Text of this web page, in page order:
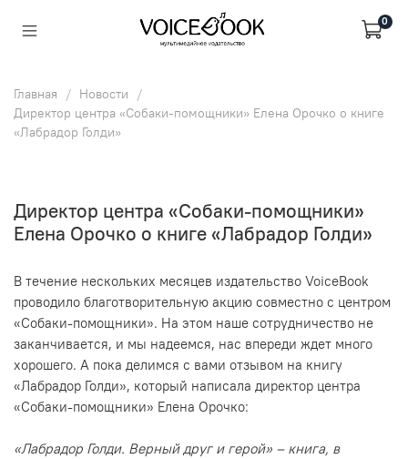
0
Главная
Новости
Директор центра «Собаки-помощники» Елена Орочко о книге
«Лабрадор Голди»
Директор центра «Собаки-помощники»
Елена Орочко о книге «Лабрадор Голди»
В течение нескольких месяцев издательство VoiceBook
проводило благотворительную акцию совместно с центром
«Собаки-помощники». На этом наше сотрудничество не
заканчивается, и мы надеемся, нас впереди ждет много
хорошего. А пока делимся с вами отзывом на книгу
«Лабрадор Голди», который написала директор центра
«Собаки-помощники» Елена Орочко:
«Лабрадор Голди. Верный друг и герой» – книга, в